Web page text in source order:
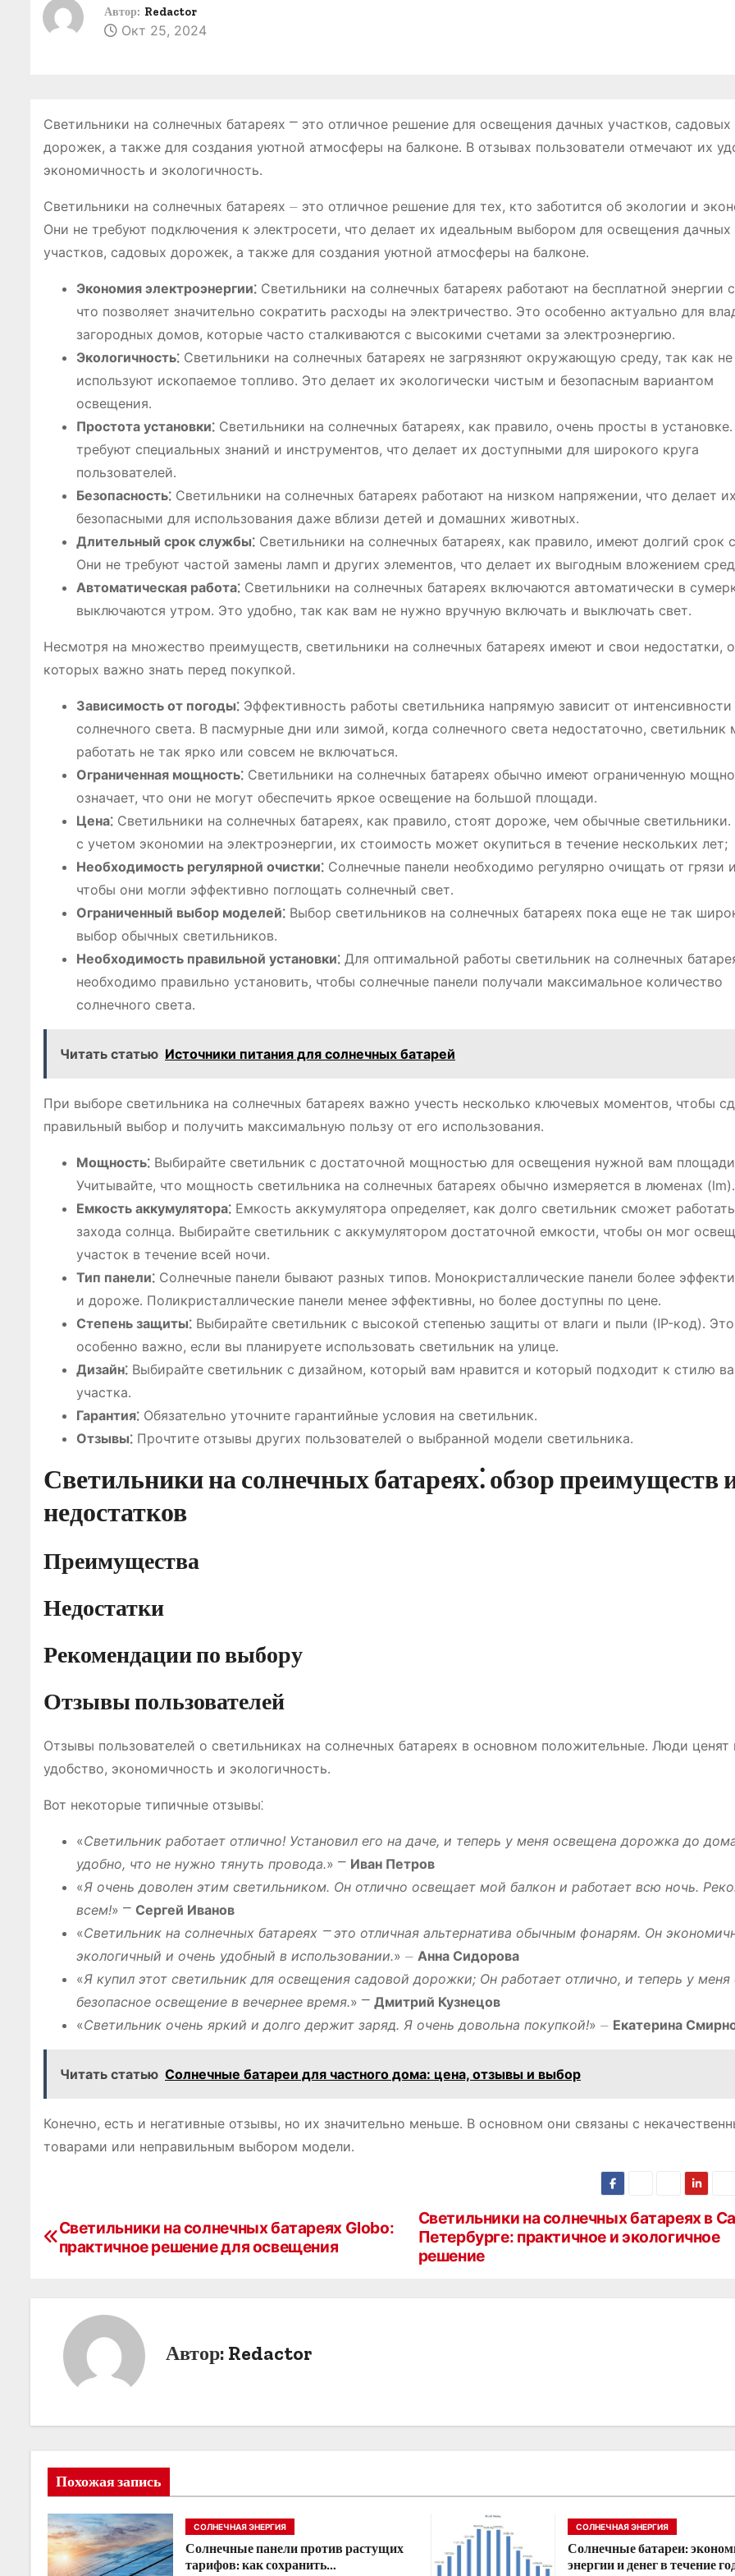
Автор: Redactor
Окт 25, 2024
Светильники на солнечных батареях ⎻ это отличное решение для освещения дачных участков, садовых
дорожек, а также для создания уютной атмосферы на балконе․ В отзывах пользователи отмечают их
экономичность и экологичность․
Светильники на солнечных батареях ⏤ это отличное решение для тех, кто заботится об экологии и
Они не требуют подключения к электросети, что делает их идеальным выбором для освещения дачных
участков, садовых дорожек, а также для создания уютной атмосферы на балконе․
Экономия электроэнергии⁚ Светильники на солнечных батареях работают на бесплатной энергии
что позволяет значительно сократить расходы на электричество․ Это особенно актуально для
загородных домов, которые часто сталкиваются с высокими счетами за электроэнергию․
Экологичность⁚ Светильники на солнечных батареях не загрязняют окружающую среду, так как не
используют ископаемое топливо․ Это делает их экологически чистым и безопасным вариантом
освещения․
Простота установки⁚ Светильники на солнечных батареях, как правило, очень просты в
требуют специальных знаний и инструментов, что делает их доступными для широкого круга
пользователей․
Безопасность⁚ Светильники на солнечных батареях работают на низком напряжении, что делает их
безопасными для использования даже вблизи детей и домашних животных․
Длительный срок службы⁚ Светильники на солнечных батареях, как правило, имеют долгий срок
Они не требуют частой замены ламп и других элементов, что делает их выгодным вложением
Автоматическая работа⁚ Светильники на солнечных батареях включаются автоматически в
выключаются утром․ Это удобно, так как вам не нужно вручную включать и выключать свет․
Несмотря на множество преимуществ, светильники на солнечных батареях имеют и свои недостатки, о
которых важно знать перед покупкой․
Зависимость от погоды⁚ Эффективность работы светильника напрямую зависит от интенсивности
солнечного света․ В пасмурные дни или зимой, когда солнечного света недостаточно, светильник
работать не так ярко или совсем не включаться․
Ограниченная мощность⁚ Светильники на солнечных батареях обычно имеют ограниченную
означает, что они не могут обеспечить яркое освещение на большой площади․
Цена⁚ Светильники на солнечных батареях, как правило, стоят дороже, чем обычные
с учетом экономии на электроэнергии, их стоимость может окупиться в течение нескольких лет;
Необходимость регулярной очистки⁚ Солнечные панели необходимо регулярно очищать от грязи
чтобы они могли эффективно поглощать солнечный свет․
Ограниченный выбор моделей⁚ Выбор светильников на солнечных батареях пока еще не так
выбор обычных светильников․
Необходимость правильной установки⁚ Для оптимальной работы светильник на солнечных
необходимо правильно установить, чтобы солнечные панели получали максимальное количество
солнечного света․
Читать статью Источники питания для солнечных батарей
При выборе светильника на солнечных батареях важно учесть несколько ключевых моментов, чтобы
правильный выбор и получить максимальную пользу от его использования․
Мощность⁚ Выбирайте светильник с достаточной мощностью для освещения нужной вам
Учитывайте, что мощность светильника на солнечных батареях обычно измеряется в люменах (lm)․
Емкость аккумулятора⁚ Емкость аккумулятора определяет, как долго светильник сможет
захода солнца․ Выбирайте светильник с аккумулятором достаточной емкости, чтобы он мог
участок в течение всей ночи․
Тип панели⁚ Солнечные панели бывают разных типов․ Монокристаллические панели более
и дороже․ Поликристаллические панели менее эффективны, но более доступны по цене․
Степень защиты⁚ Выбирайте светильник с высокой степенью защиты от влаги и пыли (IP-код)․ Это
особенно важно, если вы планируете использовать светильник на улице․
Дизайн⁚ Выбирайте светильник с дизайном, который вам нравится и который подходит к стилю
участка․
Гарантия⁚ Обязательно уточните гарантийные условия на светильник․
Отзывы⁚ Прочтите отзывы других пользователей о выбранной модели светильника․
Светильники на солнечных батареях⁚ обзор преимуществ
недостатков
Преимущества
Недостатки
Рекомендации по выбору
Отзывы пользователей
Отзывы пользователей о светильниках на солнечных батареях в основном положительные․ Люди ценят
удобство, экономичность и экологичность․
Вот некоторые типичные отзывы⁚
«Светильник работает отлично! Установил его на даче, и теперь у меня освещена дорожка до
удобно, что не нужно тянуть провода․» ⎻ Иван Петров
«Я очень доволен этим светильником․ Он отлично освещает мой балкон и работает всю ночь․
всем!» ⎻ Сергей Иванов
«Светильник на солнечных батареях ⎻ это отличная альтернатива обычным фонарям․ Он
экологичный и очень удобный в использовании․» ⏤ Анна Сидорова
«Я купил этот светильник для освещения садовой дорожки; Он работает отлично, и теперь у меня
безопасное освещение в вечернее время․» ⎻ Дмитрий Кузнецов
«Светильник очень яркий и долго держит заряд․ Я очень довольна покупкой!» ⏤ Екатерина
Читать статью Солнечные батареи для частного дома: цена, отзывы и выбор
Конечно, есть и негативные отзывы, но их значительно меньше․ В основном они связаны с
товарами или неправильным выбором модели․
Н
ц
я
п
о
Светильники на солнечных батареях в
Петербурге: практичное и экологичное
решение
Светильники на солнечных батареях Globo:
практичное решение для освещения
Автор: Redactor
Похожая запись
СОЛНЕЧНАЯ ЭНЕРГИЯ
Солнечные панели против растущих
тарифов: как сохранить
СОЛНЕЧНАЯ ЭНЕРГИЯ
Солнечные батареи:
энергии и денег в течение